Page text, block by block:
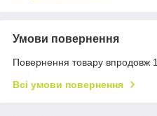
Умови повернення
Повернення товару впродовж
Всі умови повернення